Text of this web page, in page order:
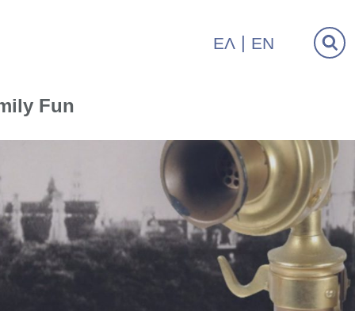
ΕΛ EN
Fun